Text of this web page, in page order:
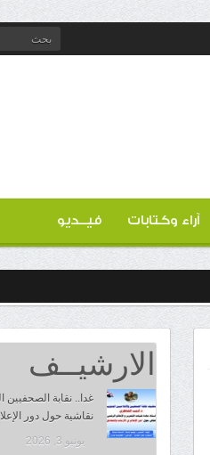
آراء وكتابات فيــديو
الارشيــف
غدا.. نقابة الصحفيين
نقاشية حول دور
يونيو 3, 2026